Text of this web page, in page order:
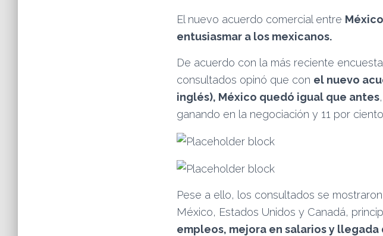
El nuevo acuerdo comercial entre
entusiasmar a los mexicanos.
De acuerdo con la más reciente
consultados opinó que con el nuevo
inglés), México quedó igual que antes
ganando en la negociación y 11 por
Pese a ello, los consultados se
México, Estados Unidos y Canadá,
empleos, mejora en salarios y llegada